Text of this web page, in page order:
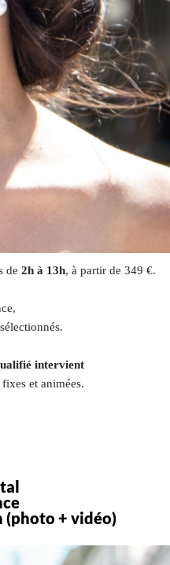
de 2h à 13h, à partir de 349 €.
intervient
et animées.
(photo + vidéo)